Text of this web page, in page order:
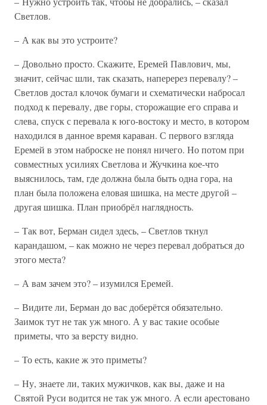
Светлов.
– А как вы это устроите?
– Довольно просто. Скажите, Еремей Павлович, мы,
значит, сейчас шли, так сказать, наперерез перевалу? –
Светлов достал клочок бумаги и схематически набросал
подход к перевалу, две горы, сторожащие его справа и
слева, спуск с перевала к юго-востоку и место, в котором
находился в данное время караван. С первого взгляда
Еремей в этом наброске не понял ничего. Но потом при
совместных усилиях Светлова и Жучкина кое-что
выяснилось, там, где должна была быть одна гора, на
план была положена еловая шишка, на месте другой –
другая шишка. План приобрёл наглядность.
– Так вот, Берман сидел здесь, – Светлов ткнул
карандашом, – как можно не через перевал добраться до
этого места?
– А вам зачем это? – изумился Еремей.
– Видите ли, Берман до вас доберётся обязательно.
Заимок тут не так уж много. А у вас такие особые
приметы, что за версту видно.
– То есть, какие ж это приметы?
– Ну, знаете ли, таких мужичков, как вы, даже и на
Святой Руси водится не так уж много. А если арестовано